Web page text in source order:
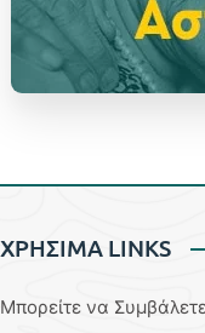
ΧΡΗΣΙΜΑ LINKS
Μπορείτε να